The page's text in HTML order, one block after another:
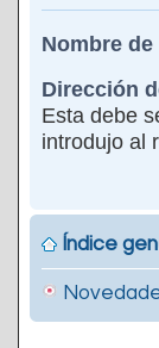
Nombre
Dirección
Esta debe
introdujo al
Índice